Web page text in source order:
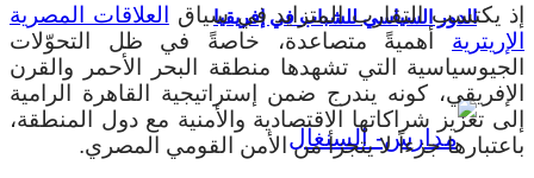
الدور السياسي للشباب في إفريقيا
إذ يكتسب التقارب المتزايد في سياق العلاقات المصرية
الإريترية أهميةً متصاعدة، خاصةً في ظل التحوّلات
الجيوسياسية التي تشهدها منطقة البحر الأحمر والقرن
الإفريقي، كونه يندرج ضمن إستراتيجية القاهرة الرامية
إلى تعزيز شراكاتها الاقتصادية والأمنية مع دول المنطقة،
باعتبارها جزءاً لا يتجزأ من الأمن القومي المصري.